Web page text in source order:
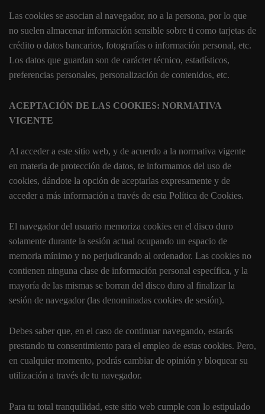
Las cookies se asocian al navegador, no a la persona, por lo que
no suelen almacenar información sensible sobre ti como tarjetas de
crédito o datos bancarios, fotografías o información personal, etc.
Los datos que guardan son de carácter técnico, estadísticos,
preferencias personales, personalización de contenidos, etc.
ACEPTACIÓN DE LAS COOKIES: NORMATIVA
VIGENTE
Al acceder a este sitio web, y de acuerdo a la normativa vigente
en materia de protección de datos, te informamos del uso de
cookies, dándote la opción de aceptarlas expresamente y de
acceder a más información a través de esta Política de Cookies.
El navegador del usuario memoriza cookies en el disco duro
solamente durante la sesión actual ocupando un espacio de
memoria mínimo y no perjudicando al ordenador. Las cookies no
contienen ninguna clase de información personal específica, y la
mayoría de las mismas se borran del disco duro al finalizar la
sesión de navegador (las denominadas cookies de sesión).
Debes saber que, en el caso de continuar navegando, estarás
prestando tu consentimiento para el empleo de estas cookies. Pero,
en cualquier momento, podrás cambiar de opinión y bloquear su
utilización a través de tu navegador.
Para tu total tranquilidad, este sitio web cumple con lo estipulado